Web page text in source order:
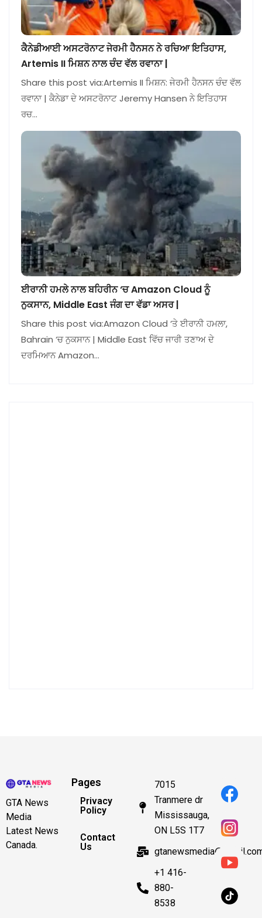
ਕੈਨੇਡੀਆਈ ਅਸਟਰੋਨਾਟ ਜੇਰਮੀ ਹੈਨਸਨ ਨੇ ਰਚਿਆ ਇਤਿਹਾਸ,
Artemis II ਮਿਸ਼ਨ ਨਾਲ ਚੰਦ ਵੱਲ ਰਵਾਨਾ |
Share this post via:Artemis II ਮਿਸ਼ਨ: ਜੇਰਮੀ ਹੈਨਸਨ ਚੰਦ ਵੱਲ
ਰਵਾਨਾ | ਕੈਨੇਡਾ ਦੇ ਅਸਟਰੋਨਾਟ Jeremy Hansen ਨੇ ਇਤਿਹਾਸ
ਰਚ…
ਈਰਾਨੀ ਹਮਲੇ ਨਾਲ ਬਹਿਰੀਨ ‘ਚ Amazon Cloud ਨੂੰ
ਨੁਕਸਾਨ, Middle East ਜੰਗ ਦਾ ਵੱਡਾ ਅਸਰ |
Share this post via:Amazon Cloud ‘ਤੇ ਈਰਾਨੀ ਹਮਲਾ,
Bahrain ‘ਚ ਨੁਕਸਾਨ | Middle East ਵਿੱਚ ਜਾਰੀ ਤਣਾਅ ਦੇ
ਦਰਮਿਆਨ Amazon…
GTA News
Media
Latest News
Canada.
Pages
Privacy
Policy
Contact
Us
7015
Tranmere dr
Mississauga,
ON L5S 1T7
+1 416-
880-
8538